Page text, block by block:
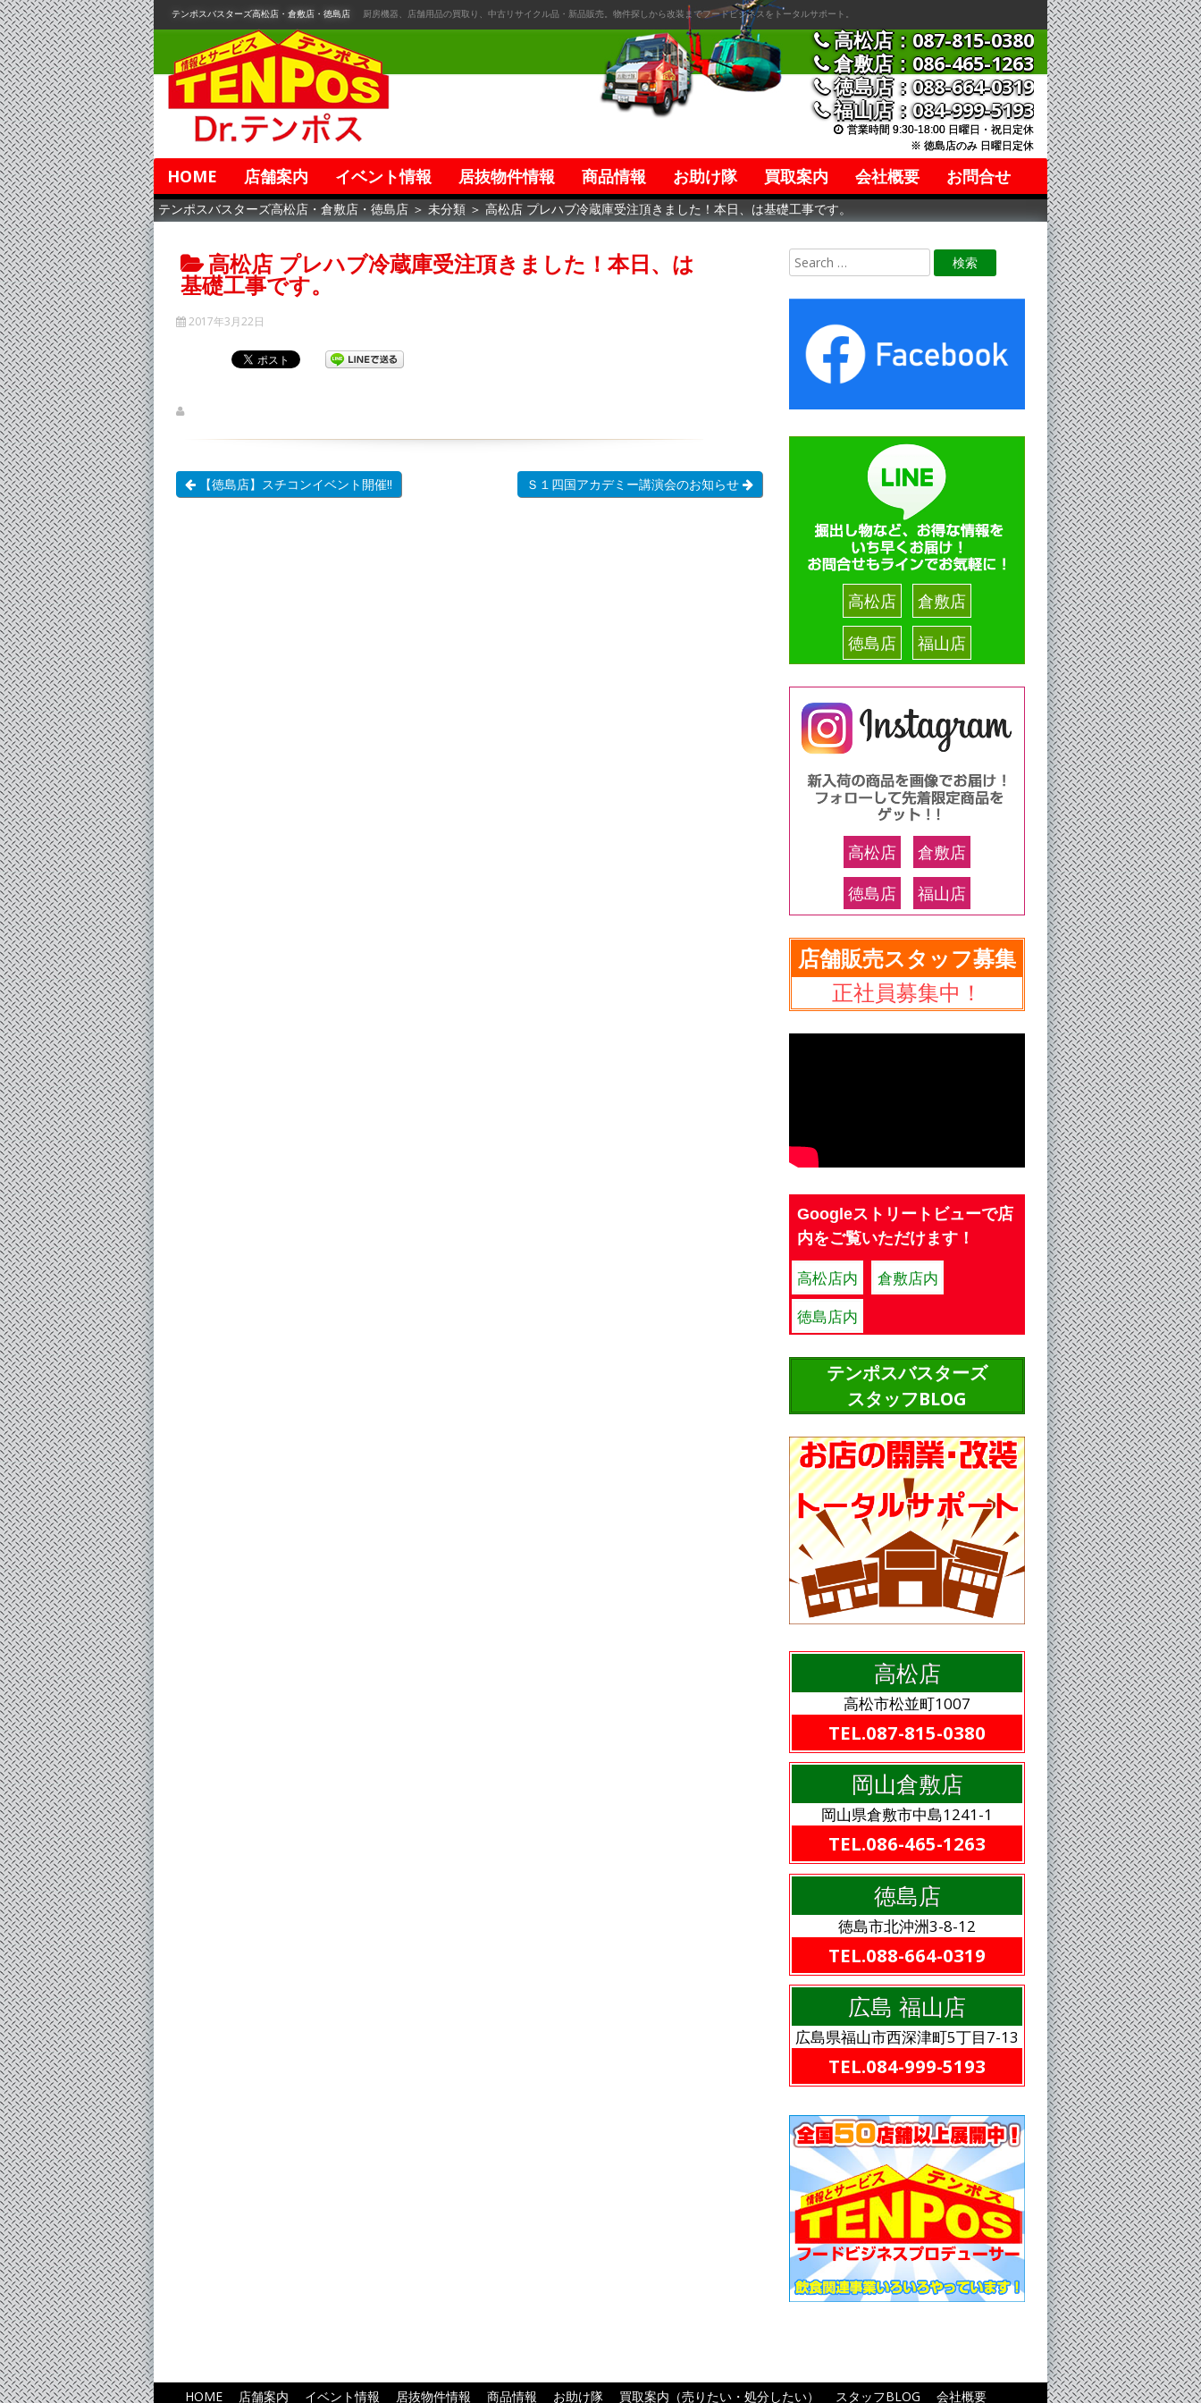
コ
ン
テ
ン
ツ
へ
移
動
テンポスバスターズ高松店・倉敷店・徳島店 厨房機器、店舗用品の買取り、中古リサイクル品・新品販売。物件探しから改装までフードビジネスをトータルサポート。
高松店：087-815-0380
倉敷店：086-465-1263
徳島店：088-664-0319
福山店：084-999-5193
営業時間 9:30-18:00 日曜日・祝日定休
※ 徳島店のみ 日曜日定休
HOME 店舗案内 イベント情報 居抜物件情報 商品情報 お助け隊 買取案内 会社概要 お問合せ
テンポスバスターズ高松店・倉敷店・徳島店 ＞ 未分類 ＞ 高松店 プレハブ冷蔵庫受注頂きました！本日、は基礎工事です。
高松店 プレハブ冷蔵庫受注頂きました！本日、は
基礎工事です。
2017年3月22日
【徳島店】スチコンイベント開催!! Ｓ１四国アカデミー講演会のお知らせ
高松店
倉敷店
徳島店
福山店
高松店
倉敷店
徳島店
福山店
店舗販売スタッフ募集
正社員募集中！
Googleストリートビューで店
内をご覧いただけます！
高松店内
倉敷店内
徳島店内
テンポスバスターズ
スタッフBLOG
高松店
高松市松並町1007
TEL.087-815-0380
岡山倉敷店
岡山県倉敷市中島1241-1
TEL.086-465-1263
徳島店
徳島市北沖洲3-8-12
TEL.088-664-0319
広島 福山店
広島県福山市西深津町5丁目7-13
TEL.084-999-5193
HOME 店舗案内 イベント情報 居抜物件情報 商品情報 お助け隊 買取案内（売りたい・処分したい） スタッフBLOG 会社概要